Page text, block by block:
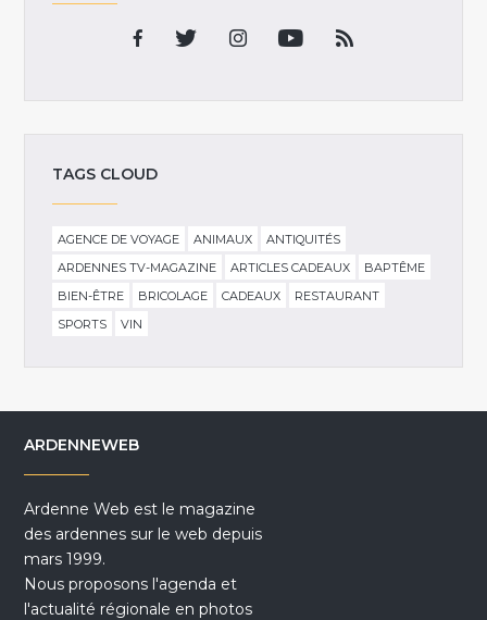
TAGS CLOUD
AGENCE DE VOYAGE ANIMAUX
ANTIQUITÉS
ARDENNES TV-MAGAZINE
ARTICLES CADEAUX
BAPTÊME
BIEN-ÊTRE
BRICOLAGE CADEAUX
RESTAURANT
SPORTS
VIN
ARDENNEWEB
Ardenne Web est le magazine
des ardennes sur le web depuis
mars 1999.
Nous proposons l'agenda et
l'actualité régionale en photos